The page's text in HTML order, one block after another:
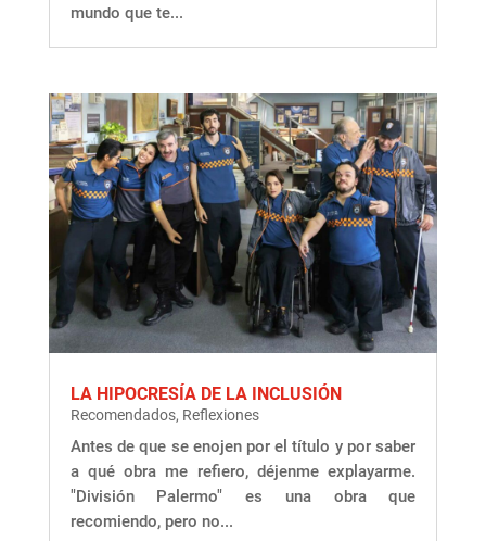
mundo que te...
LA HIPOCRESÍA DE LA INCLUSIÓN
Recomendados, Reflexiones
Antes de que se enojen por el título y por saber
a qué obra me refiero, déjenme explayarme.
"División Palermo" es una obra que
recomiendo, pero no...